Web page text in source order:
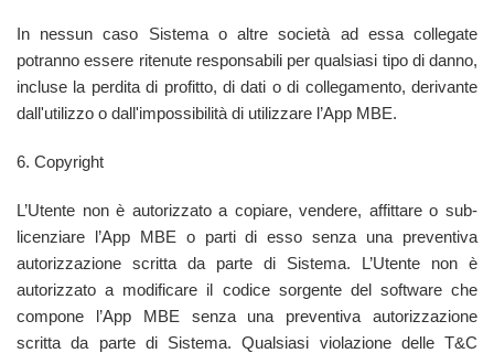
In nessun caso Sistema o altre società ad essa collegate
potranno essere ritenute responsabili per qualsiasi tipo di danno,
incluse la perdita di profitto, di dati o di collegamento, derivante
dall'utilizzo o dall'impossibilità di utilizzare l’App MBE.
6. Copyright
L’Utente non è autorizzato a copiare, vendere, affittare o sub-
licenziare l’App MBE o parti di esso senza una preventiva
autorizzazione scritta da parte di Sistema. L’Utente non è
autorizzato a modificare il codice sorgente del software che
compone l’App MBE senza una preventiva autorizzazione
scritta da parte di Sistema. Qualsiasi violazione delle T&C